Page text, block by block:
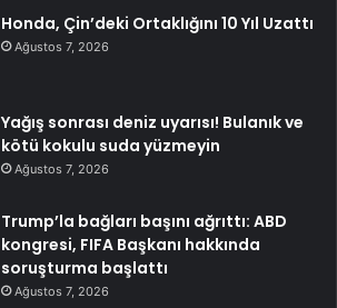
Honda, Çin’deki Ortaklığını 10 Yıl Uzattı
Ağustos 7, 2026
Yağış sonrası deniz uyarısı! Bulanık ve
kötü kokulu suda yüzmeyin
Ağustos 7, 2026
Trump’la bağları başını ağrıttı: ABD
kongresi, FIFA Başkanı hakkında
soruşturma başlattı
Ağustos 7, 2026